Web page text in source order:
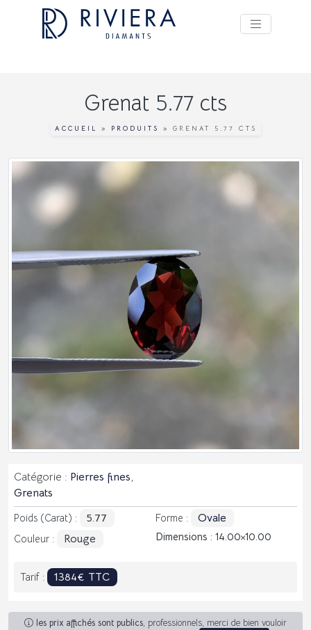
Grenat 5.77 cts
ACCUEIL » PRODUITS » GRENAT 5.77 CTS
Catégorie : Pierres fines,
Grenats
Poids (Carat) : 5.77 Forme : Ovale
Couleur : Rouge Dimensions : 14.00 10.00
Tarif : 1384€ TTC
les prix affichés sont publics, professionnels, merci de bien vouloir